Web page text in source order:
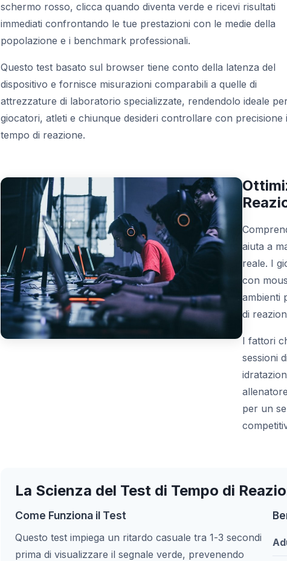
schermo rosso, clicca quando diventa verde e ricevi risultati
immediati confrontando le tue prestazioni con le medie della
popolazione e i benchmark professionali.
Questo test basato sul browser tiene conto della latenza del
dispositivo e fornisce misurazioni comparabili a quelle di
attrezzature di laboratorio specializzate, rendendolo ideale
giocatori, atleti e chiunque desideri controllare con precisione
tempo di reazione.
aiuta a
reale. I
con
ambienti
di
I fattori
sessioni
per un
La Scienza del Test di Tempo di
Come Funziona il Test
Questo test impiega un ritardo casuale tra 1-3 secondi
prima di visualizzare il segnale verde, prevenendo